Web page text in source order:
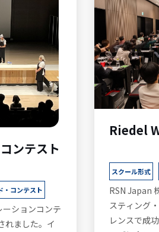
ンテスト
・コンテスト
ションコンテ
れました。イ
Riedel
スクール形式
RSN Japan
スティング
レンスで成